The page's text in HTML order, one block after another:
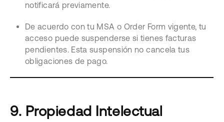
notificará previamente.
De acuerdo con tu MSA o Order Form vigente, tu
acceso puede suspenderse si tienes facturas
pendientes. Esta suspensión no cancela tus
obligaciones de pago.
9. Propiedad Intelectual